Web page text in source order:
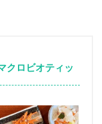
クロビオティッ